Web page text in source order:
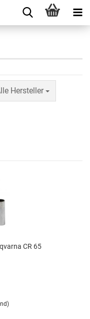
Hersteller
CR 65